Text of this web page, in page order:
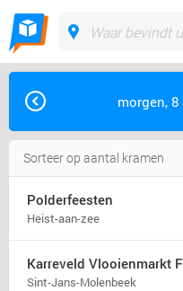
morgen,
Polderfeesten
Heist-aan-zee
Karreveld Vlooienmarkt
Sint-Jans-Molenbeek